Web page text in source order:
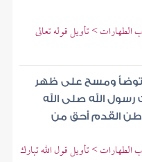
> تأويل قوله تعالى
توضأ ومسح على ظهر
رسول الله صلى الله
القدم أحق من
> تأويل قول الله تبارك